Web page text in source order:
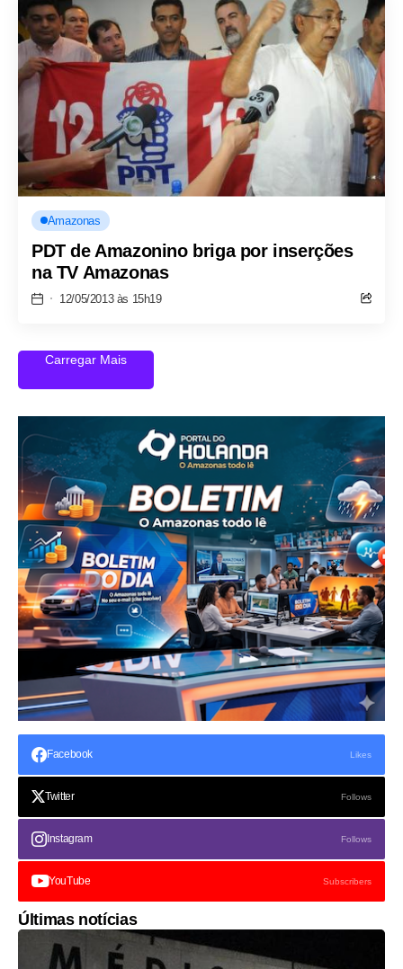
Amazonas
PDT de Amazonino briga por inserções
na TV Amazonas
12/05/2013 às 15h19
Carregar Mais
Facebook Likes
Twitter Follows
Instagram Follows
YouTube Subscribers
Últimas notícias